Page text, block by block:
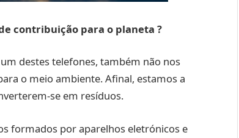
contribuição para o planeta ?
destes telefones, também não nos
o meio ambiente. Afinal, estamos a
se em resíduos.
formados por aparelhos eletrónicos e